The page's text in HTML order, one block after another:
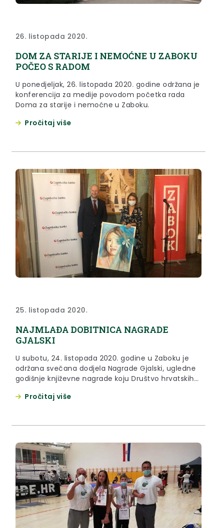
26. listopada 2020.
DOM ZA STARIJE I NEMOĆNE U ZABOKU
POČEO S RADOM
U ponedjeljak, 26. listopada 2020. godine održana je
konferencija za medije povodom početka rada
Doma za starije i nemoćne u Zaboku.
Pročitaj više
25. listopada 2020.
NAJMLAĐA DOBITNICA NAGRADE
GJALSKI
U subotu, 24. listopada 2020. godine u Zaboku je
održana svečana dodjela Nagrade Gjalski, ugledne
godišnje književne nagrade koju Društvo hrvatskih
za najbolje prozno ostvarenje.
Pročitaj više